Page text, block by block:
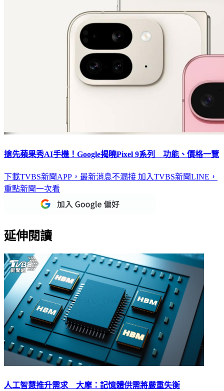
搶先蘋果秀AI手機！Google揭曉Pixel 9系列 功能、價格一覽
下載TVBS新聞APP，最新消息不漏接 加入TVBS新聞LINE，
重點新聞一次看
延伸閱讀
人工智慧推升需求 大摩：記憶體供需將嚴重失衡